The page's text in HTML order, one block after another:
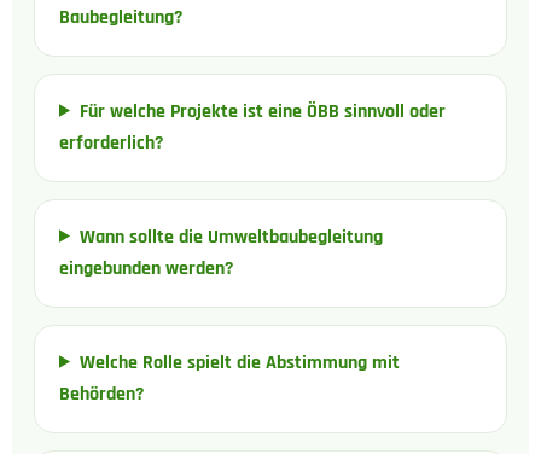
Baubegleitung?
Für welche Projekte ist eine ÖBB sinnvoll oder
erforderlich?
Wann sollte die Umweltbaubegleitung
eingebunden werden?
Welche Rolle spielt die Abstimmung mit
Behörden?